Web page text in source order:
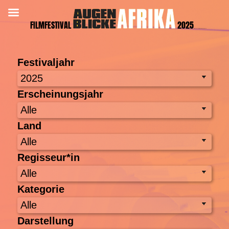
Festivaljahr
Erscheinungsjahr
Land
Regisseur*in
Kategorie
Darstellung